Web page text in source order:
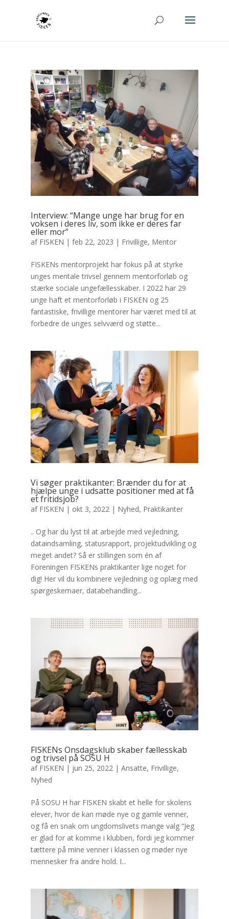
Interview: “Mange unge har brug for en
voksen i deres liv, som ikke er deres far
eller mor”
af FISKEN | feb 22, 2023 | Frivillige, Mentor
FISKENs mentorprojekt har fokus på at styrke
unges mentale trivsel gennem mentorforløb og
stærke sociale ungefællesskaber. I 2022 har 29
unge haft et mentorforløb i FISKEN og 25
fantastiske, frivillige mentorer har været med til at
forbedre de unges selvværd og støtte...
Vi søger praktikanter: Brænder du for at
hjælpe unge i udsatte positioner med at få
et fritidsjob?
af FISKEN | okt 3, 2022| Nyhed, Praktikanter
.. Og har du lyst til at arbejde med vejledning,
dataindsamling, statusrapport, projektudvikling og
meget andet? Så er stillingen som én af
Foreningen FISKENs praktikanter lige noget for
dig! Her vil du kombinere vejledning og oplæg med
spørgeskemaer, databehandling...
FISKENs Onsdagsklub skaber fællesskab
og trivsel på SOSU H
af FISKEN | jun 25, 2022| Ansatte, Frivillige,
Nyhed
På SOSU H har FISKEN skabt et helle for skolens
elever, hvor de kan møde nye og gamle venner,
og få en snak om ungdomslivets mange valg “Jeg
er glad for at komme i klubben, fordi jeg kommer
tættere på mine venner i klassen og møder nye
mennesker fra andre hold. I...